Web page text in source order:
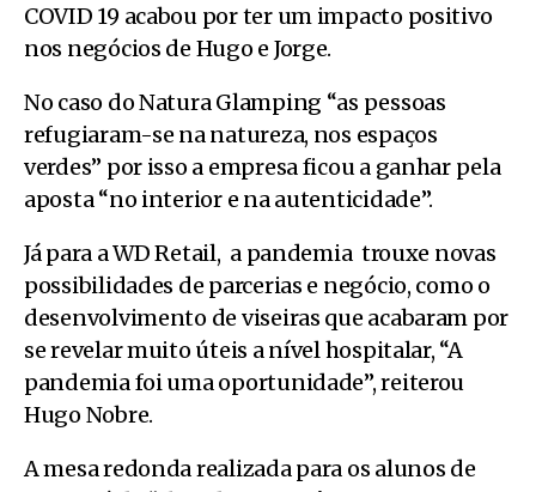
COVID 19 acabou por ter um impacto positivo
nos negócios de Hugo e Jorge.
No caso do Natura Glamping “as pessoas
refugiaram-se na natureza, nos espaços
verdes” por isso a empresa ficou a ganhar pela
aposta “no interior e na autenticidade”.
Já para a WD Retail, a pandemia trouxe novas
possibilidades de parcerias e negócio, como o
desenvolvimento de viseiras que acabaram por
se revelar muito úteis a nível hospitalar, “A
pandemia foi uma oportunidade”, reiterou
Hugo Nobre.
A mesa redonda realizada para os alunos de